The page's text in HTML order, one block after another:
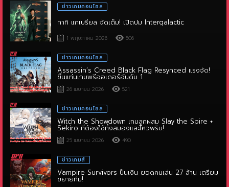
ทาทิ แกเบรียล จัดเต็ม! เปิดปม Intergalactic
1 พฤษภาคม 2026 506
ข่าวเกมคอนโซล
Assassin’s Creed Black Flag Resynced แรงจัด!
ขึ้นแท่นเกมพรีออเดอร์อันดับ 1
26 เมษายน 2026 521
ข่าวเกมคอนโซล
Witch the Showdown เกมลูกผสม Slay the Spire +
Sekiro ที่ต้องใช้ทั้งสมองและไหวพริบ!
25 เมษายน 2026 490
ข่าวเกมส์
Vampire Survivors ปั้นเงิน ยอดคนเล่น 27 ล้าน เตรียม
ขยายทีม!
24 เมษายน 2026 530